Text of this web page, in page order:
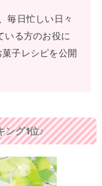
毎日忙しい日々
いる方のお役に
子レシピを公開
ング1位♪